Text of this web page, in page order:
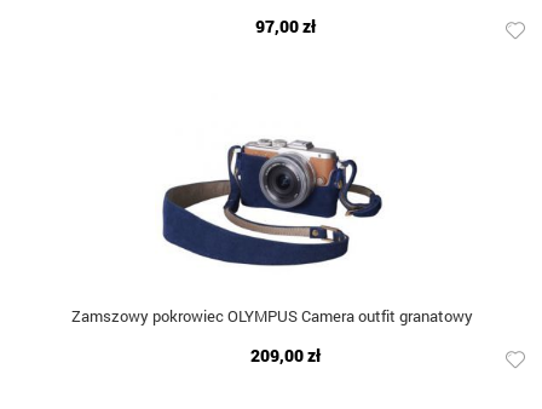
97,00 zł
Zamszowy pokrowiec OLYMPUS Camera outfit granatowy
209,00 zł